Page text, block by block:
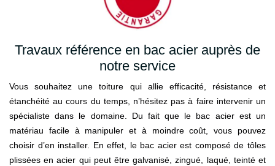
Travaux référence en bac acier auprès de
notre service
Vous souhaitez une toiture qui allie efficacité, résistance et
étanchéité au cours du temps, n’hésitez pas à faire intervenir un
spécialiste dans le domaine. Du fait que le bac acier est un
matériau facile à manipuler et à moindre coût, vous pouvez
choisir d’en installer. En effet, le bac acier est composé de tôles
plissées en acier qui peut être galvanisé, zingué, laqué, teinté et